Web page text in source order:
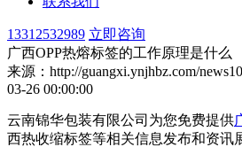
13312532989 立即咨询
广西OPP热熔标签的工作原理是什么
来源：http://guangxi.ynjhbz.com/
03-26 00:00:00
云南锦华包装有限公司为您免费提供
西热收缩标签等相关信息发布和资讯